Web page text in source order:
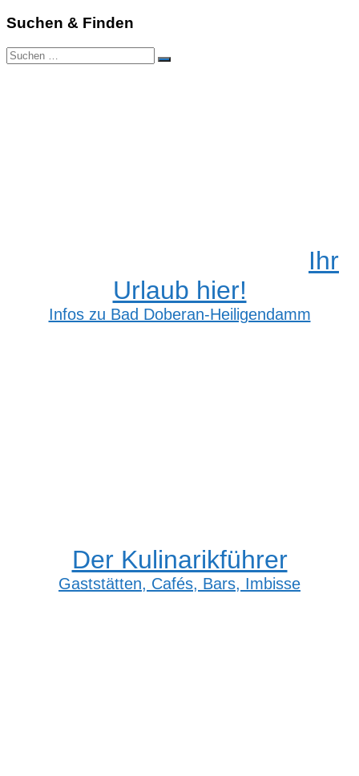
Suchen & Finden
Suchen
nach:
Suchen
Ihr
Urlaub hier!
Infos zu Bad Doberan-Heiligendamm
Der Kulinarikführer
Gaststätten, Cafés, Bars, Imbisse